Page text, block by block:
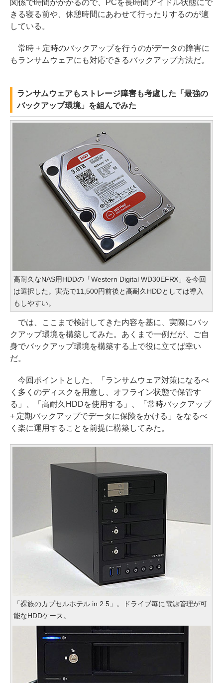
関係で時間がかかるので、PCを長時間アイドル状態にで
きる寝る前や、休憩時間にあわせて行ったりするのが適
している。
常時 + 定時のバックアップを行うのがデータの障害に
もランサムウェアにも対応できるバックアップ方法だ。
ランサムウェアもストレージ障害も考慮した「最強の
バックアップ環境」を組んでみた
高耐久なNAS用HDDの「Western Digital WD30EFRX」を今回
は選択した。実売で11,500円前後と高耐久HDDとしては導入
もしやすい。
では、ここまで検討してきた内容を基に、実際にバッ
クアップ環境を構築してみた。あくまで一例だが、ご自
身でバックアップ環境を構築する上で役に立てば幸い
だ。
今回ポイントとした、「ランサムウェア対策になるべ
く多くのディスクを用意し、オフライン状態で保管す
る」、「高耐久HDDを使用する」、「常時バックアップ
+ 定期バックアップでデータに保険をかける」をなるべ
く楽に運用することを前提に構築してみた。
「裸族のカプセルホテル in 2.5」。ドライブ毎に電源管理が可
能なHDDケース。